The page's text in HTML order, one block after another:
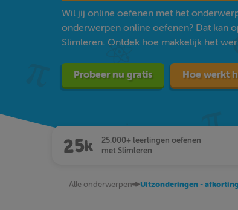
Wil jij online oefenen met het
onderwerpen online oefenen? Dat kan
Slimleren. Ontdek hoe makkelijk het
Probeer nu gratis Hoe werkt
25.000+ leerlingen oefenen
met Slimleren
Alle onderwerpen Uitzonderingen -